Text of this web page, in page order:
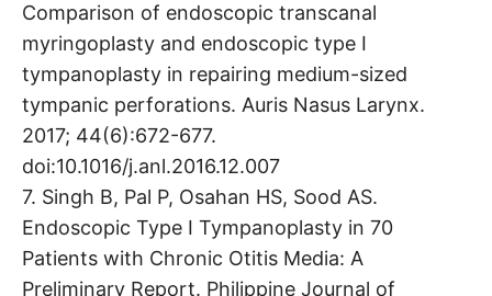
Comparison of endoscopic transcanal
myringoplasty and endoscopic type I
tympanoplasty in repairing medium-sized
tympanic perforations. Auris Nasus Larynx.
2017; 44(6):672-677.
doi:10.1016/j.anl.2016.12.007
7. Singh B, Pal P, Osahan HS, Sood AS.
Endoscopic Type I Tympanoplasty in 70
Patients with Chronic Otitis Media: A
Preliminary Report. Philippine Journal of